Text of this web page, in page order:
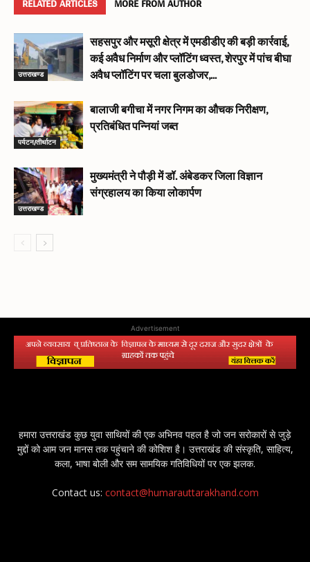
उत्तराखण्ड
सहसपुर और मसूरी क्षेत्र में एमडीडीए की बड़ी कार्रवाई,
कई अवैध निर्माण और प्लॉटिंग ध्वस्त, शेरपुर में पांच बीघा
अवैध प्लॉटिंग पर चला बुलडोजर,...
पर्यटन/तीर्थाटन
बालाजी बगीचा में नगर निगम का औचक निरीक्षण,
प्रतिबंधित पन्नियां जब्त
उत्तराखण्ड
मुख्यमंत्री ने पौड़ी में डॉ. अंबेडकर जिला विज्ञान
संग्रहालय का किया लोकार्पण
Advertisement
हमारा उत्तराखंड कुछ युवा साथियों की एक अभिनव पहल है जो जन सरोकारों से जुड़े
मुद्दों को आम जन मानस तक पहुंचाने की कोशिश है। उत्तराखंड की संस्कृति, साहित्य,
कला, भाषा बोली और सम सामयिक गतिविधियों पर एक झलक.
Contact us: contact@humarauttarakhand.com